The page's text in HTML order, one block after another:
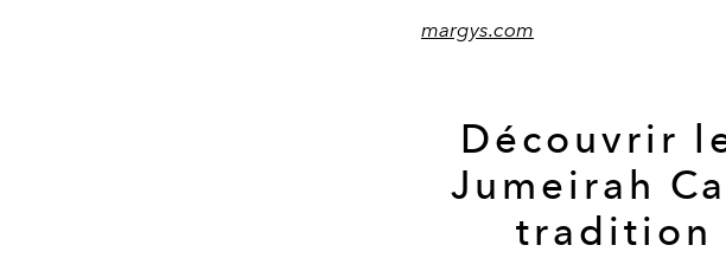
margys.com
Découvrir
Jumeirah
tradition